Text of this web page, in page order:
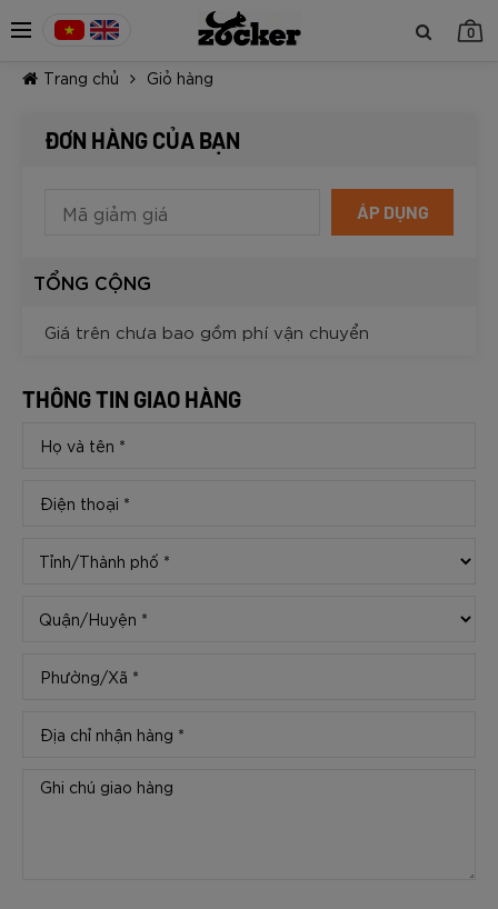
0
TIẾP TỤC MUA HÀNG
Trang chủ Giỏ hàng
ĐƠN HÀNG CỦA BẠN
ÁP DỤNG
TỔNG CỘNG
Giá trên chưa bao gồm phí vận chuyển
THÔNG TIN GIAO HÀNG